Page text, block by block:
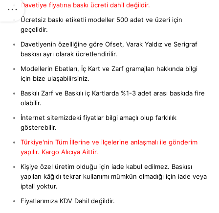
Davetiye fiyatına baskı ücreti dahil değildir.
Ücretsiz baskı etiketli modeller 500 adet ve üzeri için
geçelidir.
Davetiyenin özelliğine göre Ofset, Varak Yaldız ve Serigraf
baskısı ayrı olarak ücretlendirilir.
Modellerin Ebatları, İç Kart ve Zarf gramajları hakkında bilgi
için bize ulaşabilirsiniz.
Baskılı Zarf ve Baskılı iç Kartlarda %1-3 adet arası baskıda fire
olabilir.
İnternet sitemizdeki fiyatlar bilgi amaçlı olup farklılık
gösterebilir.
Türkiye'nin Tüm İllerine ve ilçelerine anlaşmalı ile gönderim
yapılır. Kargo Alıcıya Aittir.
Kişiye özel üretim olduğu için iade kabul edilmez. Baskısı
yapılan kâğıdı tekrar kullanımı mümkün olmadığı için iade veya
iptali yoktur.
Fiyatlarımıza KDV Dahil değildir.